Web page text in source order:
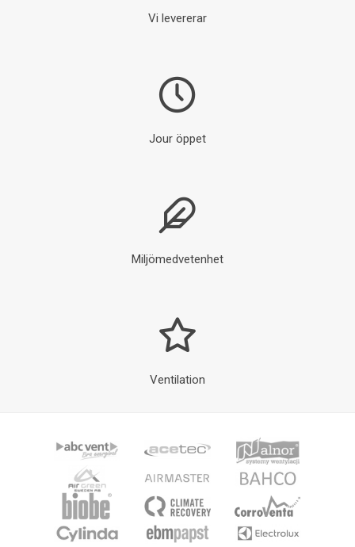
Vi levererar
Jour öppet
Miljömedvetenhet
Ventilation